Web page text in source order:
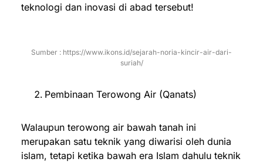
teknologi dan inovasi di abad tersebut!
Sumber : https://www.ikons.id/sejarah-noria-kincir-air-dari-
suriah/
Pembinaan Terowong Air (Qanats)
Walaupun terowong air bawah tanah ini
merupakan satu teknik yang diwarisi oleh dunia
islam, tetapi ketika bawah era Islam dahulu teknik